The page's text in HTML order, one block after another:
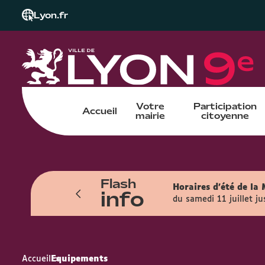
Lyon.fr
Accueil
Votre
mairie
Participation
citoyenne
Flash
info
pour une durée de 18 mois
Horaires d'été de la
du samedi 11 juillet
Accueil Equipements